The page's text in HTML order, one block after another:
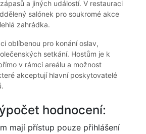
a jiných událostí. V restauraci
salónek pro soukromé akce
zahrádka.
oblíbenou pro konání oslav,
setkání. Hostům je k
v rámci areálu a možnost
akceptují hlavní poskytovatelé
hodnocení:
mají přístup pouze přihlášení